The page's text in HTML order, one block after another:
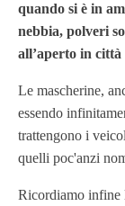
quando si è in
nebbia, polveri
all’aperto in città
Le mascherine,
essendo
trattengono i
quelli poc'anzi
Ricordiamo infine